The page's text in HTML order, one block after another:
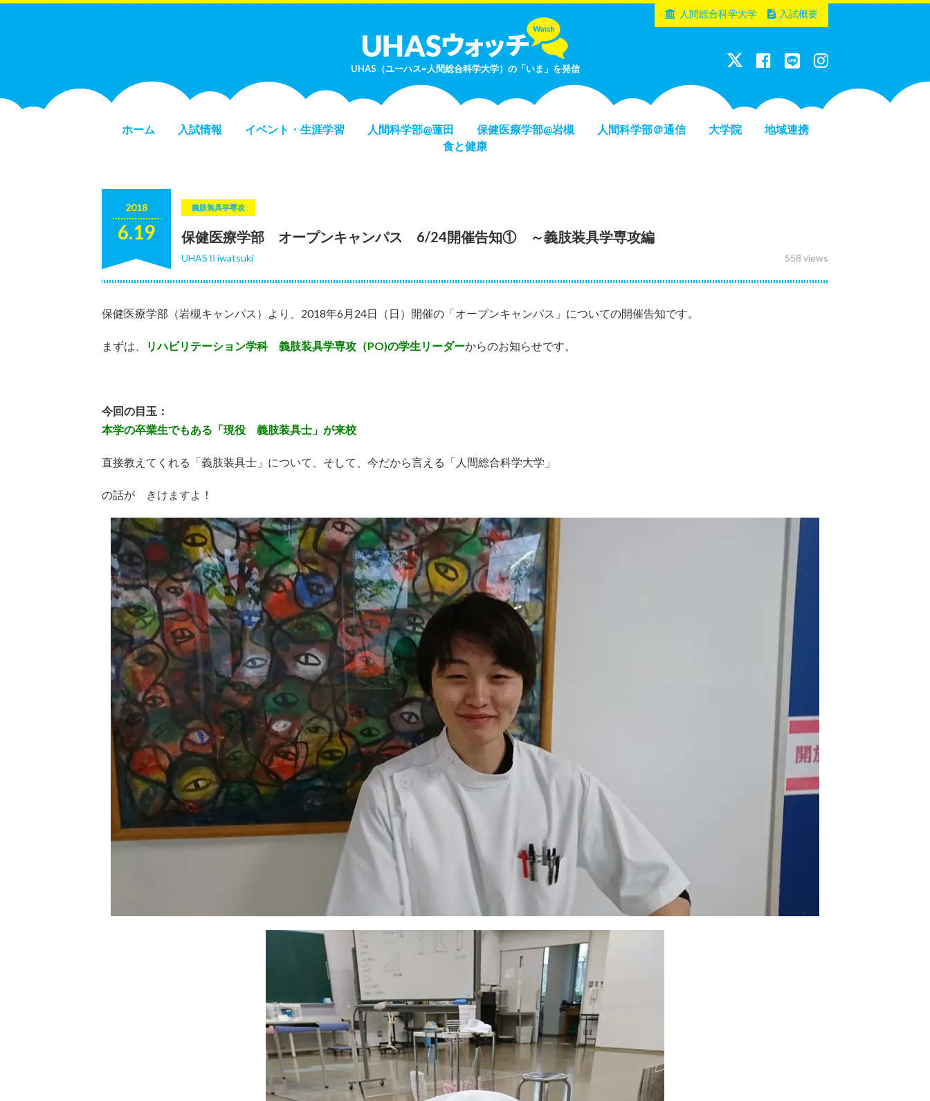
UHAS（ユーハス=人間総合科学大学）の「いま」を発信
ホーム 入試情報 イベント・生涯学習 人間科学部@蓮田 保健医療学部@岩槻 人間科学部＠通信 大学院
地域連携
食と健康
人間総合科学大学 入試概要
2018
6.19
義肢装具学専攻
保健医療学部 オープンキャンパス 6/24開催告知① ～義肢装具学専攻編
558 views
UHASⅡiwatsuki
保健医療学部（岩槻キャンパス）より、2018年6月24日（日）開催の「オープンキャンパス」についての開催告知です。
まずは、 リハビリテーション学科 義肢装具学専攻（PO)の学生リーダーからのお知らせです。
今回の目玉：
本学の卒業生でもある「現役 義肢装具士」が来校
直接教えてくれる「義肢装具士」について、そして、今だから言える「人間総合科学大学」
の話が きけますよ！